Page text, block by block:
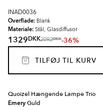
INAD0036
Overflade: Blank
Materiale: Stål, Glasdiffusor
1329DKK2092DKK-36%
TILFØJ TIL KURV
Quoizel Hængende Lampe Trio
EmeryGuld